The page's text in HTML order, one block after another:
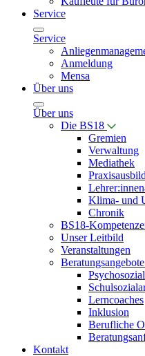
Service
Service
Anmeldung
Mensa
Über uns
Über uns
Die BS18
Gremien
Verwaltung
Mediathek
Klima- und
Chronik
BS18-
Unser Leitbild
Veranstaltungen
Beratungsangebote
Lerncoaches
Inklusion
Berufliche
Kontakt